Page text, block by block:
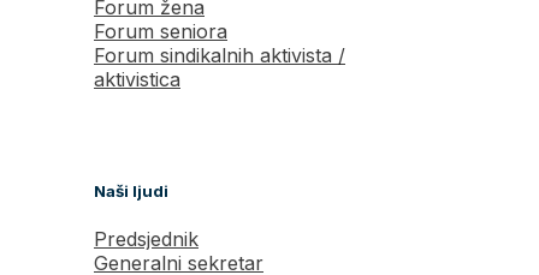
Forum žena
Forum seniora
Forum sindikalnih aktivista /
aktivistica
Naši ljudi
Predsjednik
Generalni sekretar